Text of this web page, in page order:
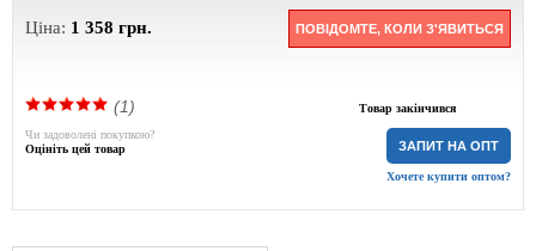
Ціна: 1 358 грн. ПОВІДОМТЕ, КОЛИ З'ЯВИТЬСЯ
(1) Товар закінчився
ЗАПИТ НА ОПТ
Хочете купити оптом?
Чи задоволені покупкою?
Оцініть цей товар